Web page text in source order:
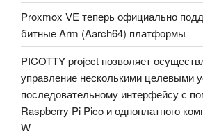
Proxmox VE теперь официально
битные Arm (Aarch64) платформы
PICOTTY project позволяет
управление несколькими целевыми
последовательному интерфейсу с
Raspberry Pi Pico и одноплатного
W